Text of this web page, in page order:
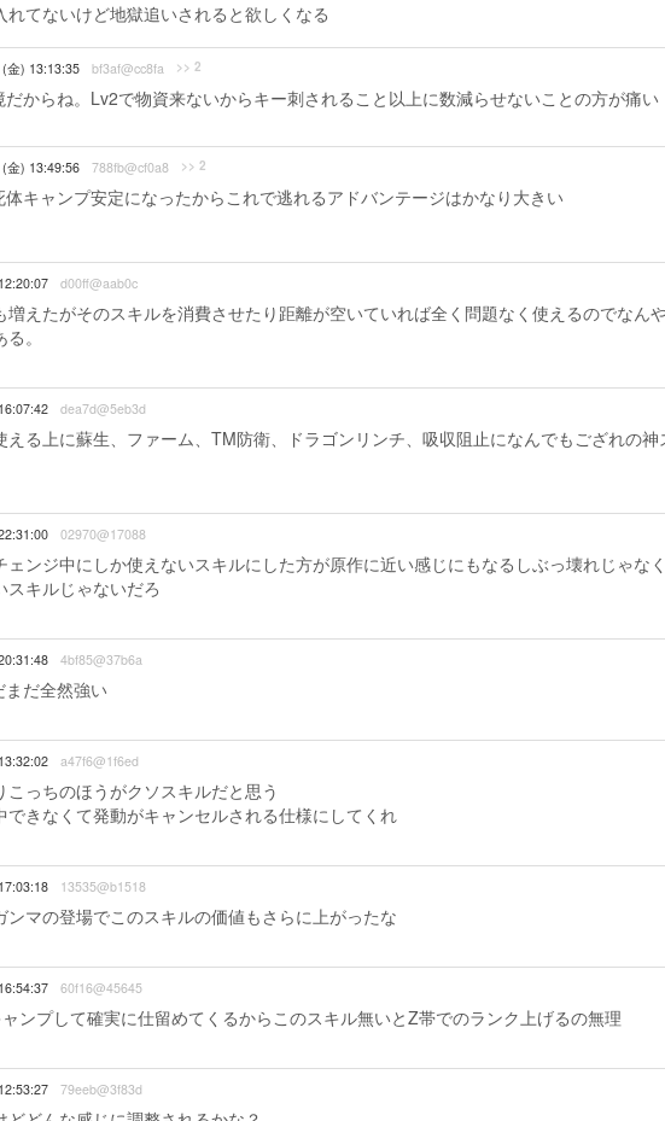
てないけど地獄追いされると欲しくなる
金) 13:13:35 bf3af@cc8fa >> 2
からね。Lv2で物資来ないからキー刺されること以上に数減らせないことの方が痛い
金) 13:49:56 788fb@cf0a8 >> 2
キャンプ安定になったからこれで逃れるアドバンテージはかなり大きい
d00ff@aab0c
えたがそのスキルを消費させたり距離が空いていれば全く問題なく使えるのでなん
。
dea7d@5eb3d
る上に蘇生、ファーム、TM防衛、ドラゴンリンチ、吸収阻止になんでもござれの神
02970@17088
ンジ中にしか使えないスキルにした方が原作に近い感じにもなるしぶっ壊れじゃな
スキルじゃないだろ
4bf85@37b6a
だ全然強い
a47f6@1f6ed
っちのほうがクソスキルだと思う
できなくて発動がキャンセルされる仕様にしてくれ
13535@b1518
マの登場でこのスキルの価値もさらに上がったな
60f16@45645
ンプして確実に仕留めてくるからこのスキル無いとZ帯でのランク上げるの無理
79eeb@3f83d